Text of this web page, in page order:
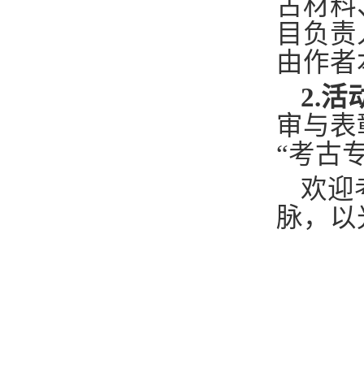
目负
由作
2.活
审与
“考古
欢迎
脉，